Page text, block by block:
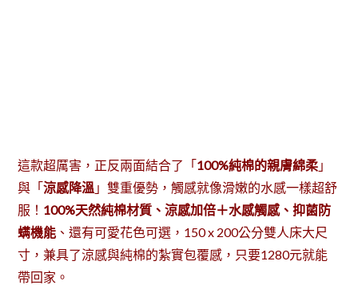
這款超厲害，正反兩面結合了「100%純棉的親膚綿柔 」
與「涼感降溫 」雙重優勢，觸感就像滑嫩的水感一樣超舒
服！ 100%天然純棉材質、涼感加倍＋水感觸感、抑菌防
螨機能 、還有可愛花色可選，150 x 200公分雙人床大尺
寸，兼具了涼感與純棉的紮實包覆感，只要1280元就能
帶回家。